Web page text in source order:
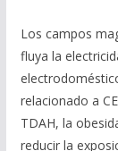
Los campos
fluya la
relacionado a
TDAH, la
reducir la